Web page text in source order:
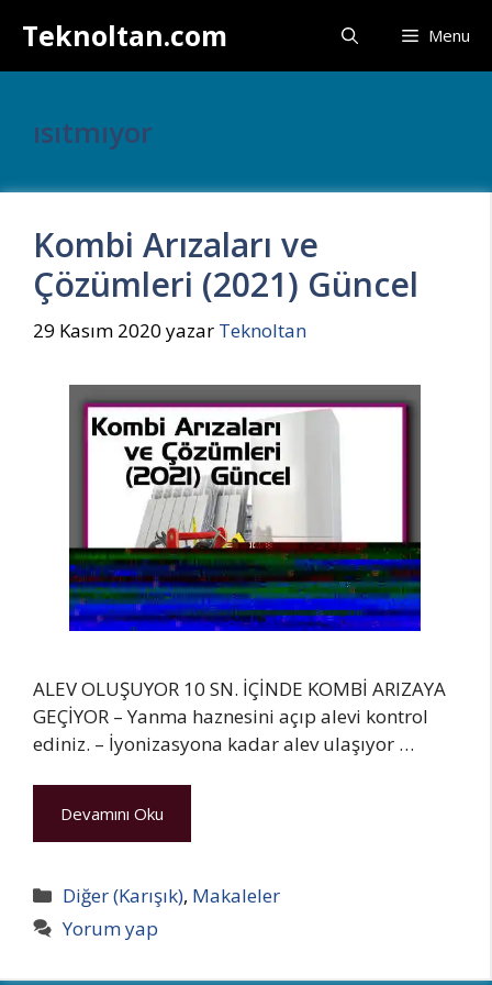
atlaTeknoltan.com Menu
ısıtmıyor
Kombi Arızaları ve
Çözümleri (2021) Güncel
29 Kasım 2020 yazar Teknoltan
ALEV OLUŞUYOR 10 SN. İÇİNDE KOMBİ ARIZAYA
GEÇİYOR – Yanma haznesini açıp alevi kontrol
ediniz. – İyonizasyona kadar alev ulaşıyor …
Devamını Oku
Kategoriler
Diğer (Karışık), Makaleler
Yorum yap